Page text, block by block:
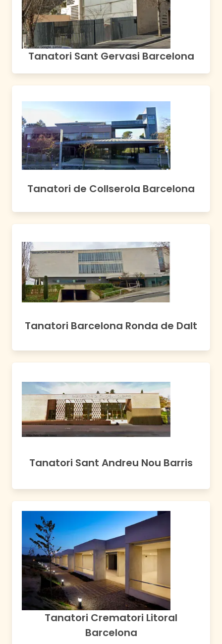
Tanatori Sant Gervasi Barcelona
Tanatori de Collserola Barcelona
Tanatori Barcelona Ronda de Dalt
Tanatori Sant Andreu Nou Barris
Tanatori Crematori Litoral
Barcelona